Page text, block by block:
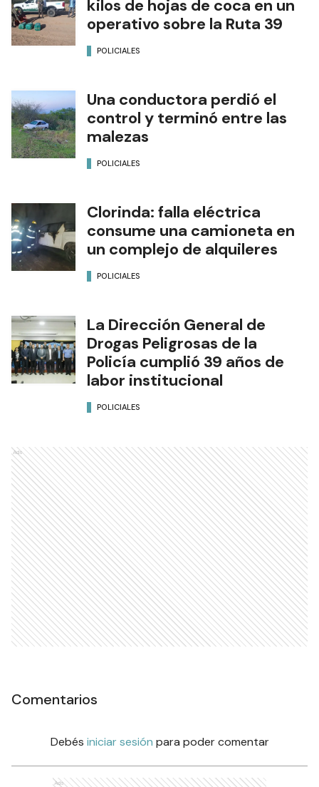
kilos de hojas de coca en un
operativo sobre la Ruta 39
POLICIALES
Una conductora perdió el
control y terminó entre las
malezas
POLICIALES
Clorinda: falla eléctrica
consume una camioneta en
un complejo de alquileres
POLICIALES
La Dirección General de
Drogas Peligrosas de la
Policía cumplió 39 años de
labor institucional
POLICIALES
Ads
Comentarios
Debés iniciar sesión para poder comentar
Ads